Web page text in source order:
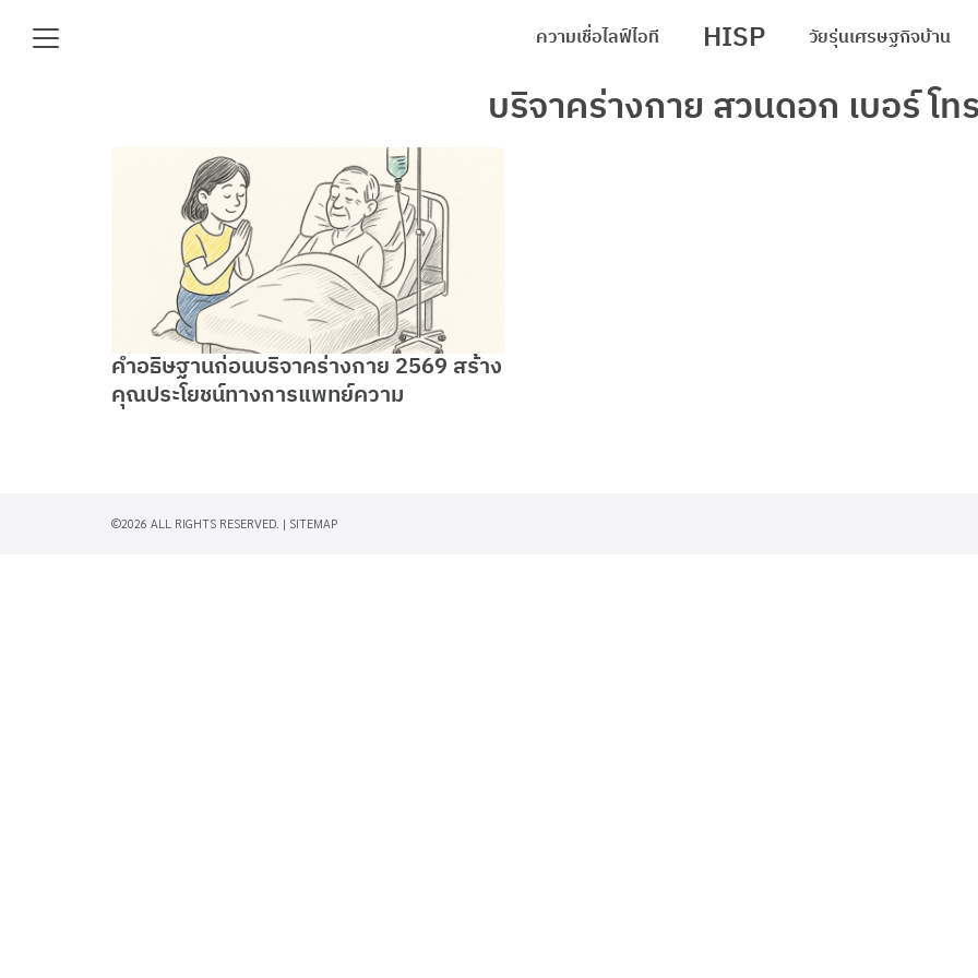
ความเชื่อไลฟ์ไอที HISP วัยรุ่นเศรษฐกิจบ้าน
Search
for:บริจาคร่างกาย สวนดอก เบอร์ โท
คำอธิษฐานก่อนบริจาคร่างกาย 2569 สร้าง
คุณประโยชน์ทางการแพทย์ความ
©2026 ALL RIGHTS RESERVED. | SITEMAP